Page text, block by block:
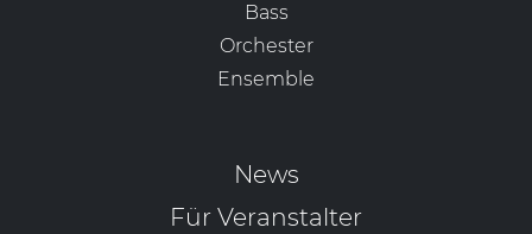
Bass
Orchester
Ensemble
News
Für Veranstalter